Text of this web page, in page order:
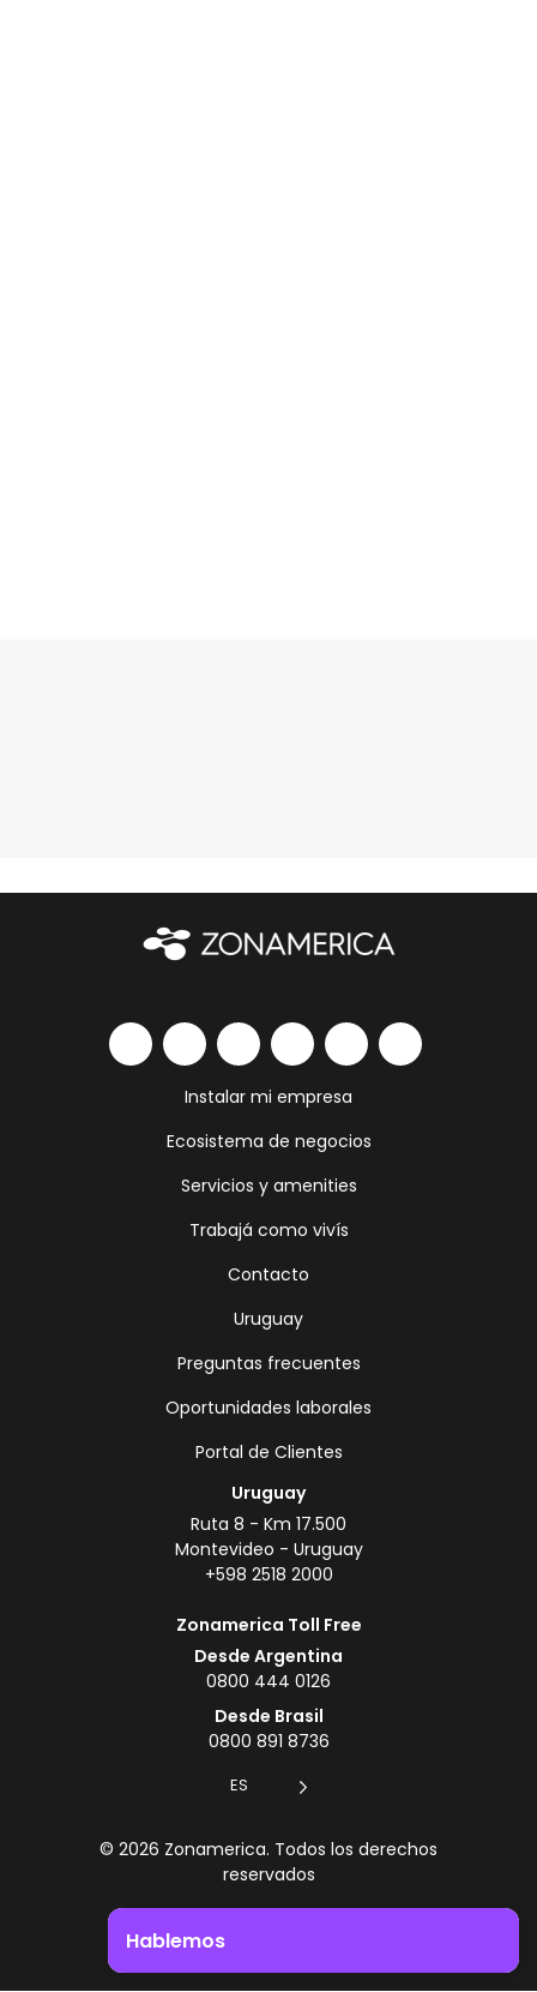
Instalar mi empresa
Ecosistema de negocios
Servicios y amenities
Trabajá como vivís
Contacto
Uruguay
Preguntas frecuentes
Oportunidades laborales
Portal de Clientes
Uruguay
Ruta 8 - Km 17.500
Montevideo - Uruguay
+598 2518 2000
Zonamerica Toll Free
Desde Argentina
0800 444 0126
Desde Brasil
0800 891 8736
ES
© 2026 Zonamerica. Todos los derechos
reservados
Hablemos